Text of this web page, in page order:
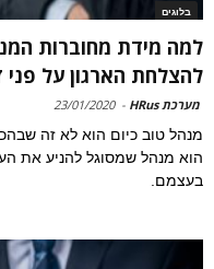
בלוגים
למה מידת מחוברות
להצלחת הארגון על פני
מערכת HRus -
23/01/2020
מנהל טוב כיום הוא לא זה
הוא מנהל שמסוגל להניע את
בעצמם.